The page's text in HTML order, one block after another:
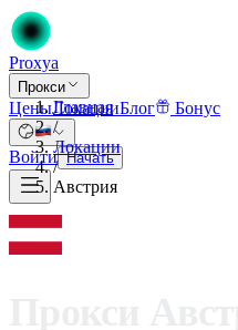
Proxya
Прокси
ЦеныЛокацииБлог Бонус
Войти Начать
Главная
/
Локации
/
Австрия